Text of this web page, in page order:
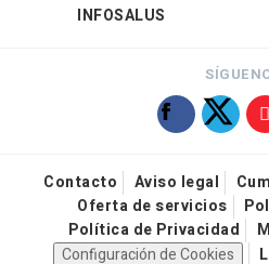
INFOSALUS
Contacto Aviso legal
Oferta de servicios
Política de Privacidad
Configuración de Cookies